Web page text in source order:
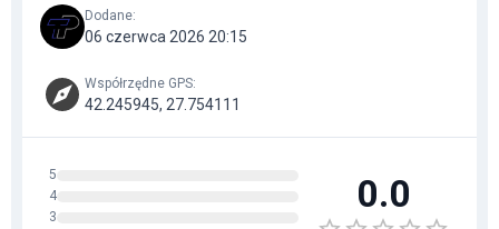
Dodane:
06 czerwca 2026 20:15
Współrzędne GPS:
42.245945, 27.754111
5
4
3
0.0